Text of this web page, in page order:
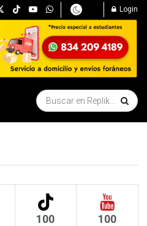
Login
100 100